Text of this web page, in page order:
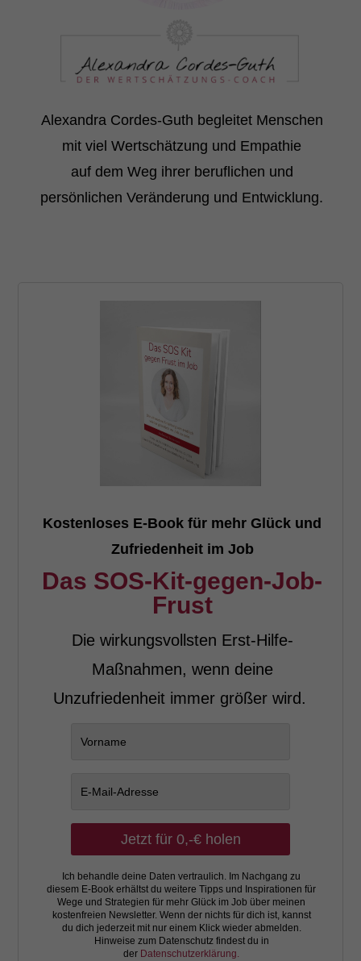
Alexandra Cordes-Guth begleitet Menschen
mit viel Wertschätzung und Empathie
auf dem Weg ihrer beruflichen und
persönlichen Veränderung und Entwicklung.
Kostenloses E-Book für mehr Glück und
Zufriedenheit im Job
Das SOS-Kit-gegen-Job-
Frust
Die wirkungsvollsten Erst-Hilfe-
Maßnahmen, wenn deine
Unzufriedenheit immer größer wird.
Jetzt für 0,-€ holen
Ich behandle deine Daten vertraulich. Im Nachgang zu
diesem E-Book erhältst du weitere Tipps und Inspirationen für
Wege und Strategien für mehr Glück im Job über meinen
kostenfreien Newsletter. Wenn der nichts für dich ist, kannst
du dich jederzeit mit nur einem Klick wieder abmelden.
Hinweise zum Datenschutz findest du in
der Datenschutzerklärung.